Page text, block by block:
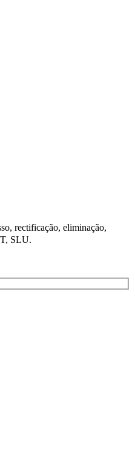
rectificação, eliminação,
SLU.